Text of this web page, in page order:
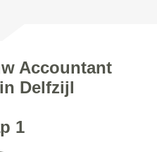
Accountant
Delfzijl
1